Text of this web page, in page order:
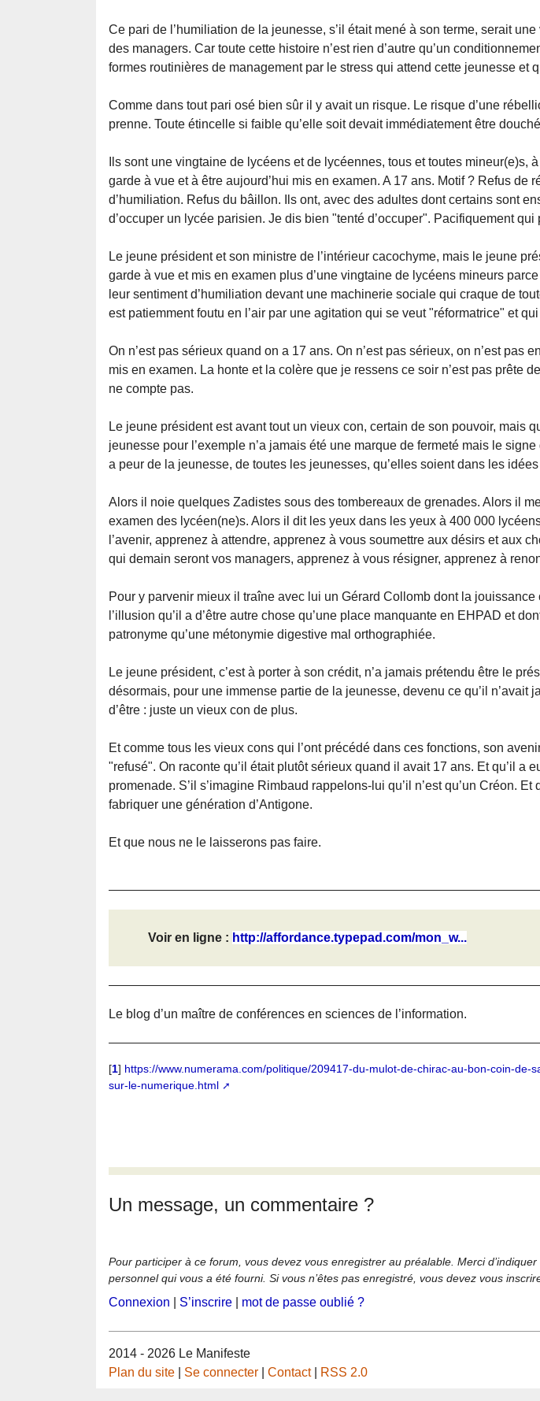
Ce pari de l’humiliation de la jeunesse, s’il était mené à son terme, serait
des managers. Car toute cette histoire n’est rien d’autre qu’un
formes routinières de management par le stress qui attend cette jeunesse et
Comme dans tout pari osé bien sûr il y avait un risque. Le risque d’une
prenne. Toute étincelle si faible qu’elle soit devait immédiatement être
Ils sont une vingtaine de lycéens et de lycéennes, tous et toutes mineur(e)s,
garde à vue et à être aujourd’hui mis en examen. A 17 ans. Motif ? Refus de
d’humiliation. Refus du bâillon. Ils ont, avec des adultes dont certains sont
d’occuper un lycée parisien. Je dis bien "tenté d’occuper". Pacifiquement qui
Le jeune président et son ministre de l’intérieur cacochyme, mais le jeune
garde à vue et mis en examen plus d’une vingtaine de lycéens mineurs
leur sentiment d’humiliation devant une machinerie sociale qui craque de
est patiemment foutu en l’air par une agitation qui se veut "réformatrice" et
On n’est pas sérieux quand on a 17 ans. On n’est pas sérieux, on n’est pas
mis en examen. La honte et la colère que je ressens ce soir n’est pas prête
ne compte pas.
Le jeune président est avant tout un vieux con, certain de son pouvoir, mais
jeunesse pour l’exemple n’a jamais été une marque de fermeté mais le
a peur de la jeunesse, de toutes les jeunesses, qu’elles soient dans les
Alors il noie quelques Zadistes sous des tombereaux de grenades. Alors il
examen des lycéen(ne)s. Alors il dit les yeux dans les yeux à 400 000
l’avenir, apprenez à attendre, apprenez à vous soumettre aux désirs et aux
qui demain seront vos managers, apprenez à vous résigner, apprenez à
Pour y parvenir mieux il traîne avec lui un Gérard Collomb dont la jouissance
l’illusion qu’il a d’être autre chose qu’une place manquante en EHPAD et
patronyme qu’une métonymie digestive mal orthographiée.
Le jeune président, c’est à porter à son crédit, n’a jamais prétendu être le
désormais, pour une immense partie de la jeunesse, devenu ce qu’il n’avait
d’être : juste un vieux con de plus.
Et comme tous les vieux cons qui l’ont précédé dans ces fonctions, son
"refusé". On raconte qu’il était plutôt sérieux quand il avait 17 ans. Et qu’il a
promenade. S’il s’imagine Rimbaud rappelons-lui qu’il n’est qu’un Créon. Et
fabriquer une génération d’Antigone.
Et que nous ne le laisserons pas faire.
Voir en ligne : http://affordance.typepad.com/mon_w...
Le blog d’un maître de conférences en sciences de l’information.
[1] https://www.numerama.com/politique/209417-du-mulot-de-chirac-au-bon-coin-de-
sur-le-numerique.html
Un message, un commentaire ?
Pour participer à ce forum, vous devez vous enregistrer au préalable. Merci d’indiquer
personnel qui vous a été fourni. Si vous n’êtes pas enregistré, vous devez vous
Connexion S’inscrire mot de passe oublié ?
2014 - 2026 Le Manifeste
Plan du site
Se connecter Contact| RSS 2.0